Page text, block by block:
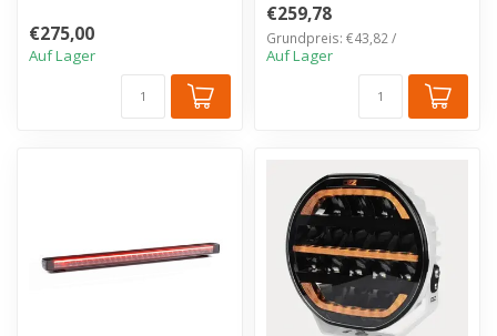
€275,00
Auf Lager
R65 Blit...
€259,78
Grundpreis: €43,82 /
Auf Lager